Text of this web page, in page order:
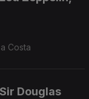
Costa
Douglas